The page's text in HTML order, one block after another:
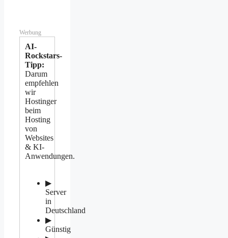
Werbung
AI-
Rockstars-
Tipp:
Darum
empfehlen
wir
Hostinger
beim
Hosting
von
Websites
& KI-
Anwendungen.
▶
Server
in
Deutschland
▶
Günstig